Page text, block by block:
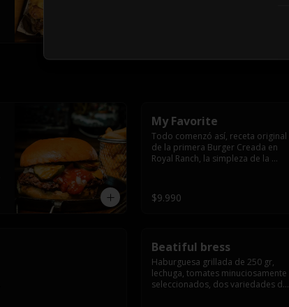
My Favorite
Todo comenzó así, receta original
de la primera Burger Creada en
Royal Ranch, la simpleza de la
Mayonesa en la base y doble
queso cheddar
$9.990
Beatiful bress
Haburguesa grillada de 250 gr,
lechuga, tomates minuciosamente
seleccionados, dos variedades de